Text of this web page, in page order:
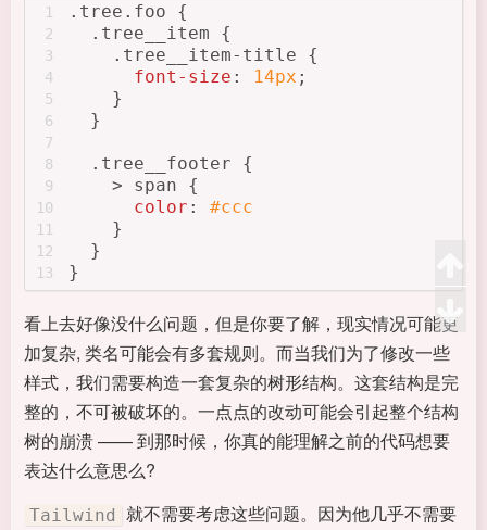
1
2
3
4
5
6
7
8
9
10
11
12
13
.tree .foo {
.tree__item {
.tree__item-title {
font-size : 14px ;
    }
  }
.tree__footer {
    >
span {
color : #ccc
    }
  }
}
看上去好像没什么问题，但是你要了解，现实情况可能更
加复杂, 类名可能会有多套规则。而当我们为了修改一些
样式，我们需要构造一套复杂的树形结构。这套结构是完
整的，不可被破坏的。一点点的改动可能会引起整个结构
树的崩溃 —— 到那时候，你真的能理解之前的代码想要
表达什么意思么?
Tailwind 就不需要考虑这些问题。因为他几乎不需要